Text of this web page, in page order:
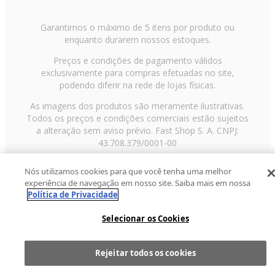
Garantimos o máximo de 5 itens por produto ou
enquanto durarem nossos estoques.
Preços e condições de pagamento válidos
exclusivamente para compras efetuadas no site,
podendo diferir na rede de lojas físicas.
As imagens dos produtos são meramente ilustrativas.
Todos os preços e condições comerciais estão sujeitos
a alteração sem aviso prévio. Fast Shop S. A. CNPJ:
43.708.379/0001-00
Paulo/SP, CEP 02029-001, Telefone: 11 3003-3728 ©
2013 Fast Shop - Todos os direitos reservadosRF
Nós utilizamos cookies para que você tenha uma melhor
experiência de navegação em nosso site. Saiba mais em nossa
Política de Privacidade
Selecionar os Cookies
Rejeitar todos os cookies